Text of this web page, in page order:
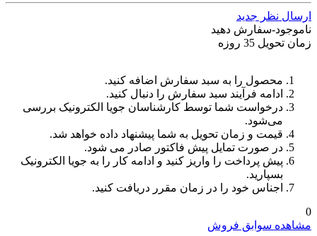
ارسال نظر جدید
ناموجود-سفارش دهید
زمان تحویل 35 روزه
محصول را به سبد سفارش اضافه کنید.
ادامه فرآیند سبد سفارش را دنبال کنید.
درخواست شما توسط کارشناسان جویا الکترونیک بررسی
می‌شود.
قیمت و زمان تحویل به شما پیشنهاد داده خواهد شد.
در صورت تمایل پیش فاکتور صادر می شود.
پیش پرداخت را واریز کنید و ادامه کار را به جویا الکترونیک
بسپارید.
اجناس خود را در زمان مقرر دریافت کنید.
0
مشاهده سوابق فروش